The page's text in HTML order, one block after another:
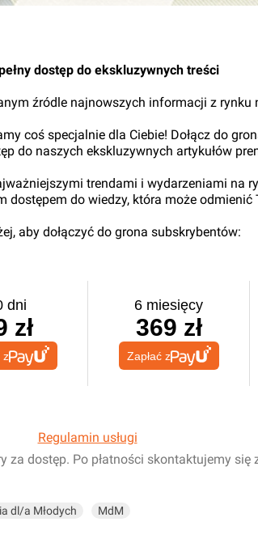
dostęp do ekskluzywnych treści
źródle najnowszych informacji z
coś specjalnie dla Ciebie! Dołącz do
do naszych ekskluzywnych artykułów
trendami i wydarzeniami na
dostępem do wiedzy, która może
aby dołączyć do grona subskrybentów:
dni
zł
z
6 miesięcy
369 zł
Zapłać z
Regulamin usługi
za dostęp. Po płatności skontaktujemy się
dl/a Młodych MdM